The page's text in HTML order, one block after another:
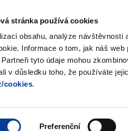
stránka používá cookies
obsahu, analýze
Informace o tom, jak náš
tyto údaje mohou
v důsledku toho, že používáte
cookies.
Preferenční
submenu
politika